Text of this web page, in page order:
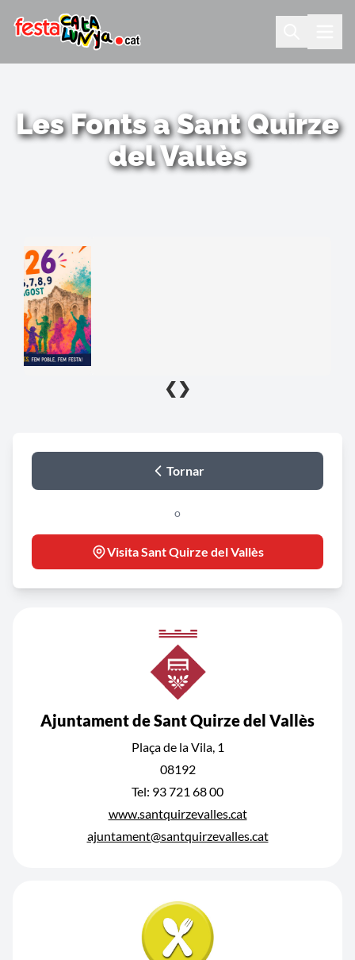
Les Fonts a Sant Quirze
del Vallès
❮ ❯
Tornar
o
Visita Sant Quirze del Vallès
Ajuntament de Sant Quirze del Vallès
Plaça de la Vila, 1
08192
Tel: 93 721 68 00
www.santquirzevalles.cat
ajuntament@santquirzevalles.cat